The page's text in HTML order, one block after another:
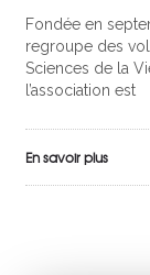
Fondée en
regroupe des
Sciences de la
l’association est
En savoir plus